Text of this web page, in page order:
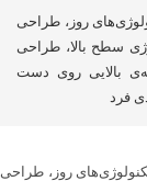
روز، طراحی
سطح بالا، طراحی
بالایی روی دست
فرد
روز، طراحی